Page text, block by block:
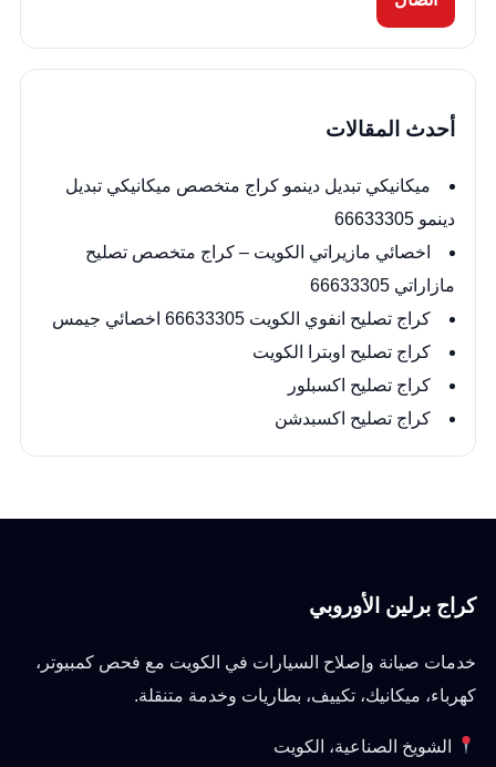
أحدث المقالات
ميكانيكي تبديل دينمو كراج متخصص ميكانيكي تبديل
دينمو 66633305
اخصائي مازيراتي الكويت – كراج متخصص تصليح
مازاراتي 66633305
كراج تصليح انفوي الكويت 66633305 اخصائي جيمس
كراج تصليح اوبترا الكويت
كراج تصليح اكسبلور
كراج تصليح اكسبدشن
كراج برلين الأوروبي
خدمات صيانة وإصلاح السيارات في الكويت مع فحص كمبيوتر،
كهرباء، ميكانيك، تكييف، بطاريات وخدمة متنقلة.
الشويخ الصناعية، الكويت